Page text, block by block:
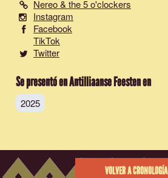
Nereo & the 5 o'clockers
Instagram
Facebook
TikTok
Twitter
Se presentó en Antilliaanse Feesten en
2025
VOLVER A CRONOLOGÍA